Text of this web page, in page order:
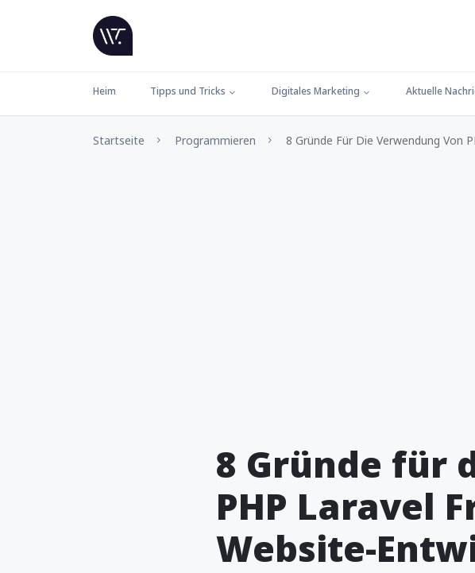
Heim Tipps und Tricks Digitales Marketing Aktuelle
Startseite Programmieren 8 Gründe Für Die Verwendung Von
8 Gründe für
PHP Laravel
Website-